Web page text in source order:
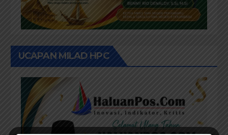
UCAPAN MILAD HPC